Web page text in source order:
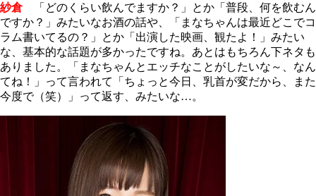
紗倉「どのくらい飲んでますか？」とか「普段、何を飲むん
ですか？」みたいなお酒の話や、「まなちゃんは最近どこでコ
ラム書いてるの？」とか「出演した映画、観たよ！」みたい
な、基本的な話題が多かったですね。あとはもちろん下ネタも
ありました。「まなちゃんとエッチなことがしたいな～、なん
てね！」って言われて「ちょっと今日、乳首が変だから、また
今度で（笑）」って返す、みたいな…。